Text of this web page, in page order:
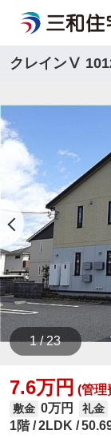
クレインⅤ
1 / 23
7.6万円 (管理
敷金 0万円 礼金
1階 2LDK